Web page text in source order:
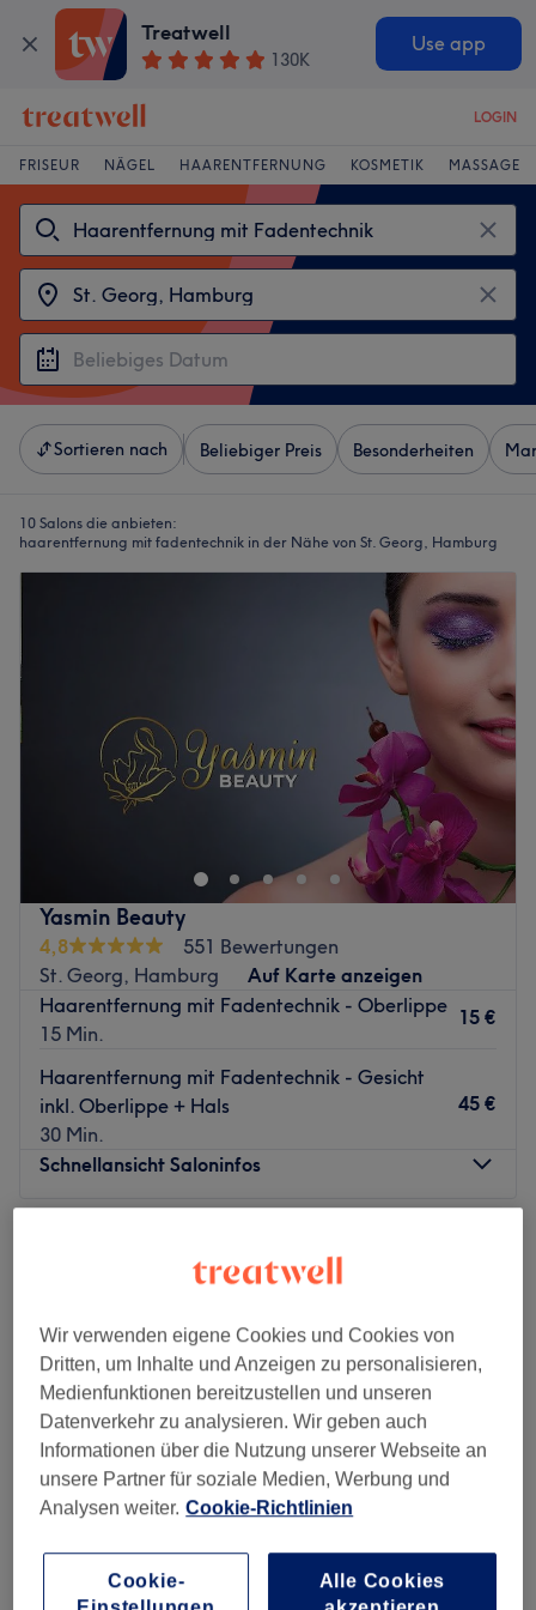
Treatwell
130K
Use app
LOGIN
FRISEUR NÄGEL HAARENTFERNUNG KOSMETIK MASSAGE
Sortieren nach Beliebiger Preis Besonderheiten
10 Salons die anbieten:
haarentfernung mit fadentechnik in der Nähe von St. Georg, Hamburg
Yasmin Beauty
4,8
551 Bewertungen
St. Georg, Hamburg
Auf Karte anzeigen
Haarentfernung mit Fadentechnik - Oberlippe
15 Min.
15 €
Haarentfernung mit Fadentechnik - Gesicht
inkl. Oberlippe + Hals
30 Min.
45 €
Schnellansicht Saloninfos
Freitag
10:00– 18:00
Samstag
10:00–14:00
Sonntag
Geschlossen
Genießen, entspannen und verwöhnen lassen - Im
Kosmetikstudio Yasmin-Beauty in Hamburg St.Georg
kannst du genau das. Den Termin dafür buchst du dir
einfach und bequem mit Treatwell!
Genieße erstklassige Hot-Stone, oder Rückenmassagen,
Bella- Perfekte Schönheit
Wir verwenden eigene Cookies und Cookies von
Dritten, um Inhalte und Anzeigen zu personalisieren,
Medienfunktionen bereitzustellen und unseren
Datenverkehr zu analysieren. Wir geben auch
Informationen über die Nutzung unserer Webseite an
unsere Partner für soziale Medien, Werbung und
Analysen weiter. Cookie-Richtlinien
Cookie-
Alle Cookies